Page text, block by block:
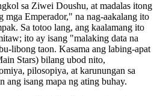
sa Ziwei Doushu, at madalas itong
Emperador," na nag-aakalang ito
Sa totoo lang, ang kaalamang ito
ito ay isang "malaking data na
libong taon. Kasama ang labing-apat
Stars) bilang ubod nito,
pilosopiya, at karunungan sa
ang isang mapa ng ating buhay.